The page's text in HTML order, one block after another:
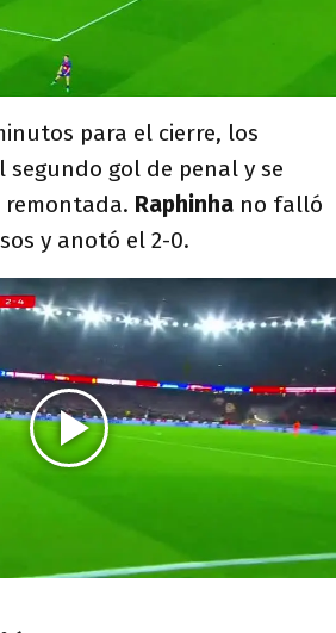
para el cierre, los
segundo gol de penal y se
Raphinha no falló
y anotó el 2-0.